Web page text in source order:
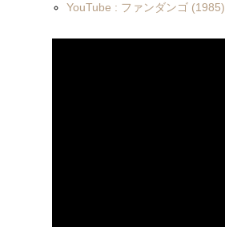
YouTube : ファンダンゴ (1985)